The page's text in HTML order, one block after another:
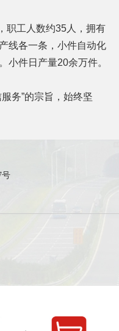
职工人数约35人，拥有
线各一条，小件自动化
小件日产量20余万件。
务”的宗旨，始终坚
号